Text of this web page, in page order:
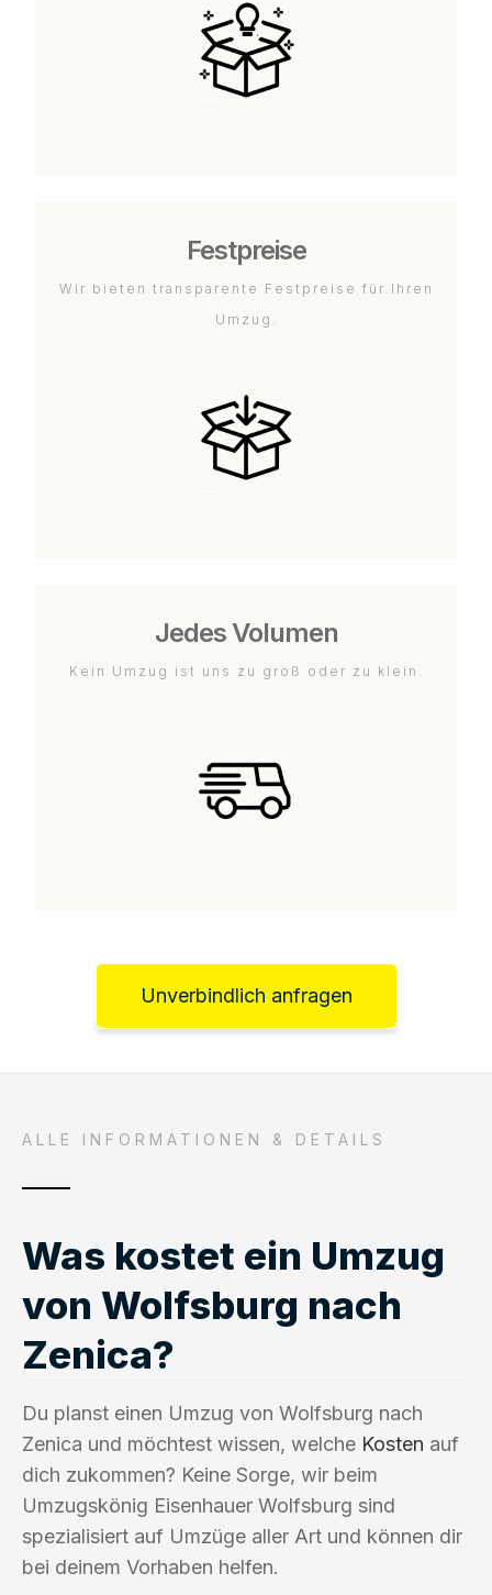
Festpreise
Wir bieten transparente Festpreise für Ihren
Umzug.
Jedes Volumen
Kein Umzug ist uns zu groß oder zu klein.
Unverbindlich anfragen
ALLE INFORMATIONEN & DETAILS
Was kostet ein Umzug
von Wolfsburg nach
Zenica?
Du planst einen Umzug von Wolfsburg nach
Zenica und möchtest wissen, welche Kosten auf
dich zukommen? Keine Sorge, wir beim
Umzugskönig Eisenhauer Wolfsburg sind
spezialisiert auf Umzüge aller Art und können dir
bei deinem Vorhaben helfen.